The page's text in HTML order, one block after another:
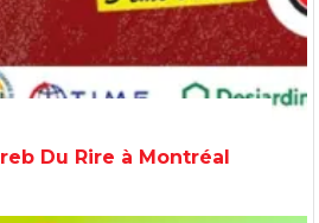
Du Rire à Montréal